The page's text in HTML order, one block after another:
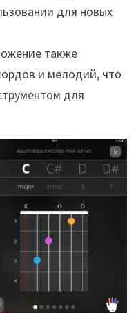
для новых
также
и мелодий, что
для